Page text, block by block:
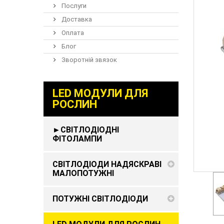
Послуги
Доставка
Оплата
Блог
Зворотній звязок
LED МОДУЛИ ДЛЯ
РОСЛИН
►СВІТЛОДІОДНІ
ФІТОЛАМПИ
СВІТЛОДІОДИ НАДЯСКРАВІ
МАЛОПОТУЖНІ
ПОТУЖНІ СВІТЛОДІОДИ